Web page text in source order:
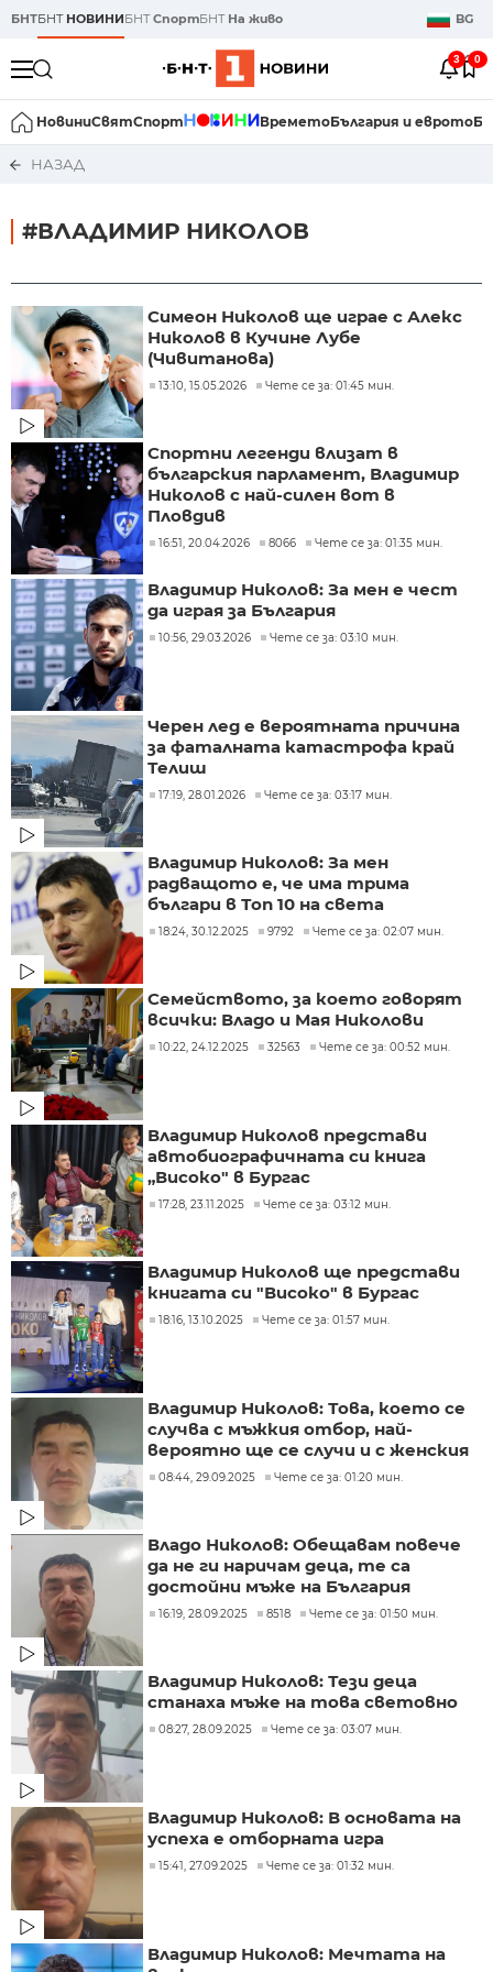
БНТБНТ НОВИНИБНТСпортБНТ На живо BG
3 0
НовиниСвятСпорт ВреметоБългария и еврото
НАЗАД
#ВЛАДИМИР НИКОЛОВ
Симеон Николов ще играе с Алекс
Николов в Кучине Лубе
(Чивитанова)
13:10, 15.05.2026 Чете се за: 01:45 мин.
Спортни легенди влизат в
българския парламент, Владимир
Николов с най-силен вот в
Пловдив
16:51, 20.04.2026 8066 Чете се за: 01:35 мин.
Владимир Николов: За мен е чест
да играя за България
10:56, 29.03.2026 Чете се за: 03:10 мин.
Черен лед е вероятната причина
за фаталната катастрофа край
Телиш
17:19, 28.01.2026 Чете се за: 03:17 мин.
Владимир Николов: За мен
радващото е, че има трима
българи в Топ 10 на света
18:24, 30.12.2025 9792 Чете се за: 02:07 мин.
Семейството, за което говорят
всички: Владо и Мая Николови
10:22, 24.12.2025 32563 Чете се за: 00:52 мин.
Владимир Николов представи
автобиографичната си книга
„Високо" в Бургас
17:28, 23.11.2025 Чете се за: 03:12 мин.
Владимир Николов ще представи
книгата си "Високо" в Бургас
18:16, 13.10.2025 Чете се за: 01:57 мин.
Владимир Николов: Това, което се
случва с мъжкия отбор, най-
вероятно ще се случи и с женския
08:44, 29.09.2025 Чете се за: 01:20 мин.
Владо Николов: Обещавам повече
да не ги наричам деца, те са
достойни мъже на България
16:19, 28.09.2025 8518 Чете се за: 01:50 мин.
Владимир Николов: Тези деца
станаха мъже на това световно
08:27, 28.09.2025 Чете се за: 03:07 мин.
Владимир Николов: В основата на
успеха е отборната игра
15:41, 27.09.2025 Чете се за: 01:32 мин.
Владимир Николов: Мечтата на